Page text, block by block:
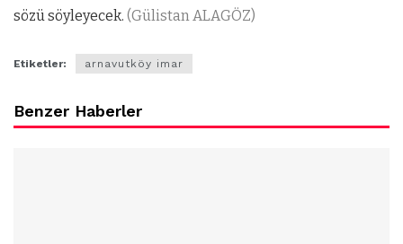
sözü söyleyecek. (Gülistan ALAGÖZ)
Etiketler: arnavutköy imar
Benzer Haberler